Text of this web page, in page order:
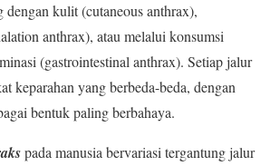
dengan kulit (cutaneous anthrax),
anthrax), atau melalui konsumsi
(gastrointestinal anthrax). Setiap jalur
keparahan yang berbeda-beda, dengan
bentuk paling berbahaya.
pada manusia bervariasi tergantung jalur